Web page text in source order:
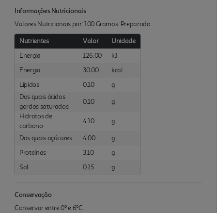
Informações Nutricionais
Valores Nutricionais por: 100 Gramas :Preparado
Nutrientes Valor
Unidade
Energia
126.00
kJ
Energia
30.00
kcal
Lípidos
0.10
g
Dos quais ácidos
gordos saturados
0.10
g
Hidratos de
carbono
4.10 g
Dos quais açúcares 4.00
g
Proteínas
3.10
g
Sal
0.15 g
Conservação
Conservar entre 0º e 6ºC.